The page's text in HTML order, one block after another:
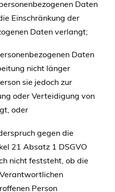
Daten
Einschränkung der
Daten verlangt;
Daten
nicht länger
sie jedoch zur
oder Verteidigung von
oder
gegen die
21 Absatz 1 DSGVO
nicht feststeht, ob die
Person